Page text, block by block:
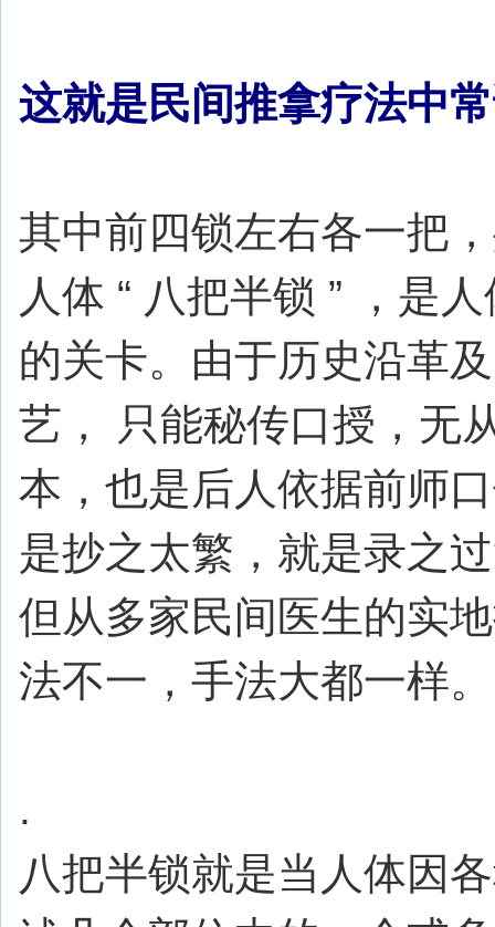
这就是民间推拿疗法中
其中前四锁左右各一把
人体 “ 八把半锁 ” ，是
的关卡。由于历史沿革
艺， 只能秘传口授，无
本，也是后人依据前师
是抄之太繁，就是录之
但从多家民间医生的实
法不一，手法大都一样。
.
八把半锁就是当人体因